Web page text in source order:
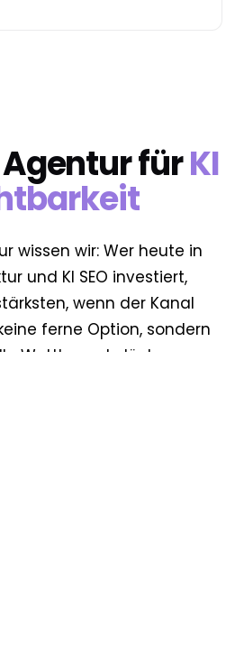
Agentur fürKI
wissen wir: Wer heute in
und KI SEO investiert,
wenn der Kanal
ferne Option, sondern
Wettbewerbslücke.